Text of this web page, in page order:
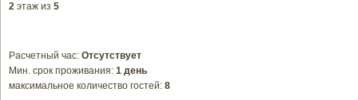
2 этаж из 5
Расчетный час: Отсутствует
Мин. срок проживания: 1 день
максимальное количество гостей: 8